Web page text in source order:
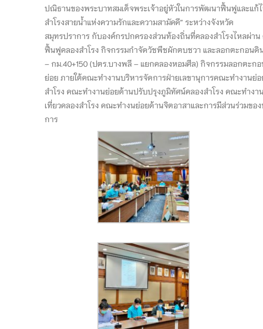
ปณิธานของพระบาทสมเด็จพระเจ้าอยู่หัวในการพัฒนาฟื้นฟูและแก้
สำโรงสายน้ำแห่งความรักและความสามัคคี” ระหว่างจังหวัด
สมุทรปราการ กับองค์กรปกครองส่วนท้องถิ่นที่คลองสำโรงไหลผ่า
ฟื้นฟูคลองสำโรง กิจกรรมกำจัดวัชพืชผักตบชวา และลอกตะกอนดิน
– กม.40+150 (ปตร.บางพลี – แยกคลองหอมศีล) กิจกรรมลอกตะก
ย่อย ภายใต้คณะทำงานบริหารจัดการฝ่ายเลขานุการคณะทำงาน
สำโรง คณะทำงานย่อยด้านปรับปรุงภูมิทัศน์คลองสำโรง คณะทำ
เที่ยวคลองสำโรง คณะทำงนย่อยด้านจิตอาสาและการมีส่วนร่วม
การ